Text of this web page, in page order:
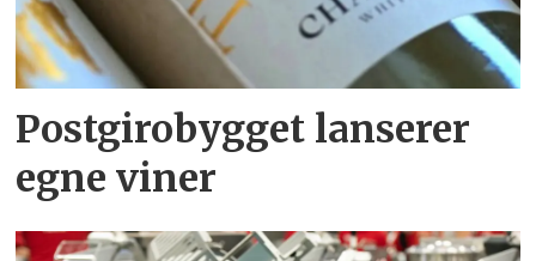
Postgirobygget lanserer
egne viner